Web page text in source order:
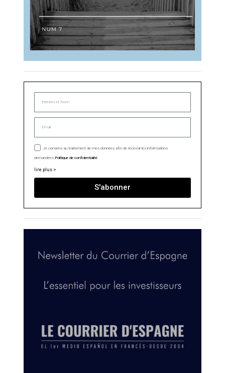
Je consens au traitement de mes données afin de recevoir les informations
demandées. Politique de confidentialité
lire plus >
S'abonner